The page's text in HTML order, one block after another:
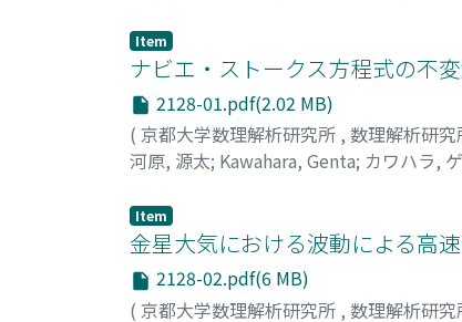
Item
ナビエ・ストークス方程式の不
2128-01.pdf(2.02 MB)
( 京都大学数理解析研究所 , 数理解析研究
河原, 源太; Kawahara, Genta; カワハラ,
Item
金星大気における波動による高
2128-02.pdf(6 MB)
( 京都大学数理解析研究所 , 数理解析研究